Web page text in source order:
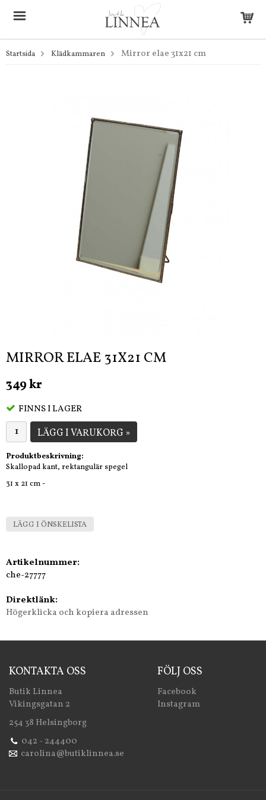
Startsida Klädkammaren Mirror elae 31x21 cm
MIRROR ELAE 31X21 CM
349 kr
FINNS I LAGER
LÄGG I VARUKORG »
Produktbeskrivning:
Skallopad kant, rektangulär spegel
31 x 21 cm -
LÄGG I ÖNSKELISTA
Artikelnummer:
che-27777
Direktlänk:
Högerklicka och kopiera adressen
KONTAKTA OSS
Butik Linnea
Vikingsgatan 2
254 38 Helsingborg
042 - 244400
carolina@butiklinnea.se
FÖLJ OSS
Facebook
Instagram